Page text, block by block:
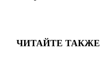
ЧИТАЙТЕ ТАКЖЕ